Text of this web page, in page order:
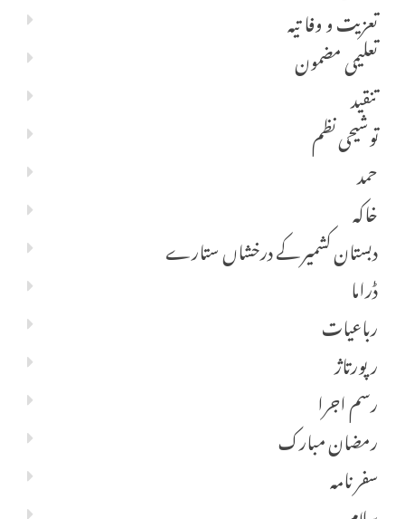
تعزیت و وفا تیہ
تعلیمی مضمون
تنقید
توشیحی نظم
حمد
خاکہ
دبستان کشمیر کے درخشاں ستارے
ڈراما
رباعیات
رپورتاژ
رسم اجرا
رمضان مبارک
سفر نامہ